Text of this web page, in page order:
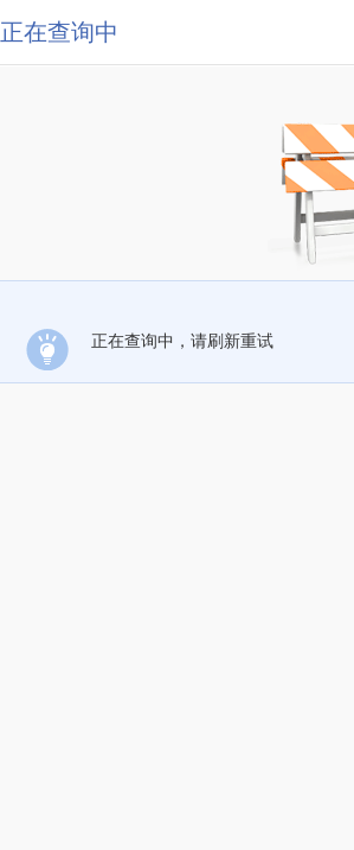
正在查询中
正在查询中，请刷新重试